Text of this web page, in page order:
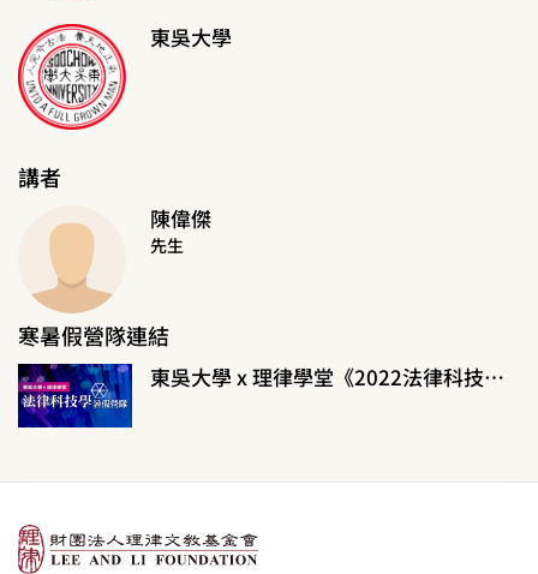
東吳大學
講者
陳偉傑
先生
寒暑假營隊連結
東吳大學 x 理律學堂《2022法律科技學暑假營隊》